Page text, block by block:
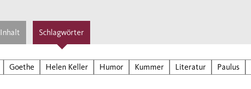
Inhalt Schlagwörter
Goethe Helen Keller Humor Kummer Literatur Paulus